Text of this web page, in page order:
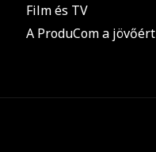
Film és TV
A ProduCom a jövőért